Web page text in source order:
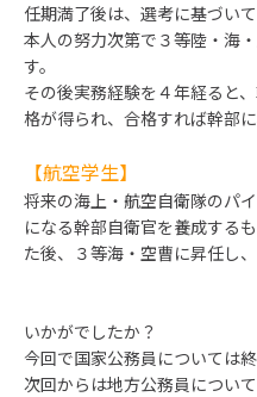
任期満了後は、選考に基づい
本人の努力次第で３等陸・海
す。
その後実務経験を４年経ると
格が得られ、合格すれば幹部に
【航空学生】
将来の海上・航空自衛隊のパ
になる幹部自衛官を養成する
た後、３等海・空曹に昇任し
いかがでしたか？
今回で国家公務員については終
次回からは地方公務員につい